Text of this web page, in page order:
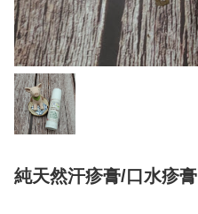
純天然汗疹膏/口水疹膏